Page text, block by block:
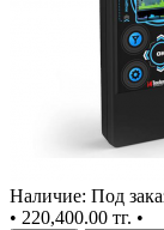
Наличие: Под
• 220,400.00 тг. •